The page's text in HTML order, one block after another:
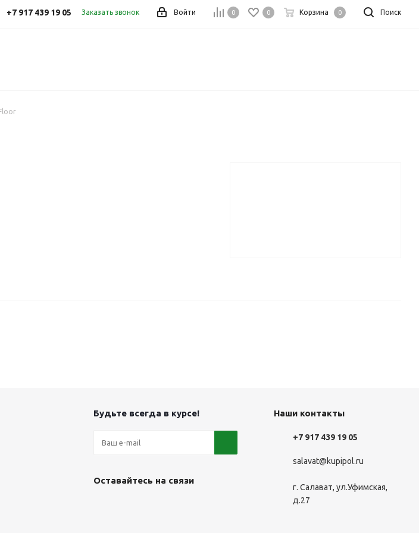
Поиск
0 0 Корзина 0
Войти
+7 917 439 19 05 Заказать звонок
Будьте всегда в курсе!
Оставайтесь на связи
Наши контакты
+7 917 439 19 05
salavat@kupipol.ru
г. Салават, ул.Уфимская,
д.27